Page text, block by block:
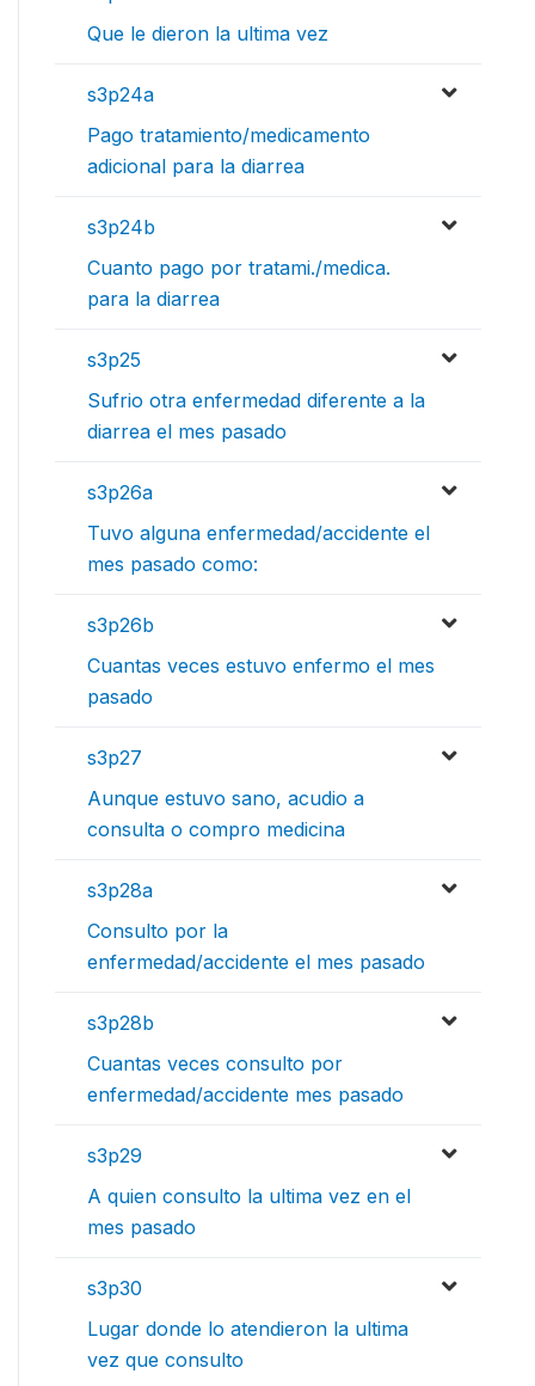
Que le dieron la ultima vez
s3p24a
Pago tratamiento/medicamento
adicional para la diarrea
s3p24b
Cuanto pago por tratami./medica.
para la diarrea
s3p25
Sufrio otra enfermedad diferente a la
diarrea el mes pasado
s3p26a
Tuvo alguna enfermedad/accidente el
mes pasado como:
s3p26b
Cuantas veces estuvo enfermo el mes
pasado
s3p27
Aunque estuvo sano, acudio a
consulta o compro medicina
s3p28a
Consulto por la
enfermedad/accidente el mes pasado
s3p28b
Cuantas veces consulto por
enfermedad/accidente mes pasado
s3p29
A quien consulto la ultima vez en el
mes pasado
s3p30
Lugar donde lo atendieron la ultima
vez que consulto